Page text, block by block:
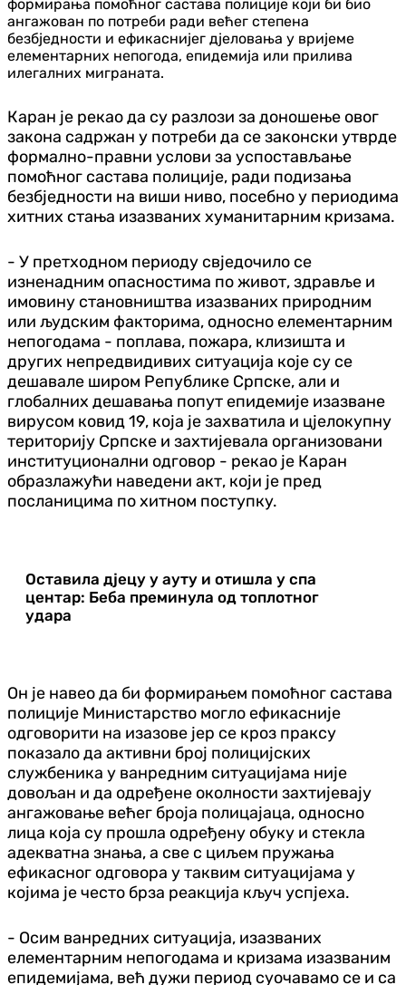
формирања помоћног састава полиције који би био
ангажован по потреби ради већег степена
безбједности и ефикаснијег дјеловања у вријеме
елементарних непогода, епидемија или прилива
илегалних миграната.
Каран је рекао да су разлози за доношење овог
закона садржан у потреби да се законски утврде
формално-правни услови за успостављање
помоћног састава полиције, ради подизања
безбједности на виши ниво, посебно у периодима
хитних стања изазваних хуманитарним кризама.
- У претходном периоду свједочило се
изненадним опасностима по живот, здравље и
имовину становништва изазваних природним
или људским факторима, односно елементарним
непогодама - поплава, пожара, клизишта и
других непредвидивих ситуација које су се
дешавале широм Републике Српске, али и
глобалних дешавања попут епидемије изазване
вирусом ковид 19, која је захватила и цјелокупну
територију Српске и захтијевала организовани
институционални одговор - рекао је Каран
образлажући наведени акт, који је пред
посланицима по хитном поступку.
Оставила дјецу у ауту и отишла у спа
центар: Беба преминула од топлотног
удара
Он је навео да би формирањем помоћног састава
полиције Министарство могло ефикасније
одговорити на изазове јер се кроз праксу
показало да активни број полицијских
службеника у ванредним ситуацијама није
довољан и да одређене околности захтијевају
ангажовање већег броја полицајаца, односно
лица која су прошла одређену обуку и стекла
адекватна знања, а све с циљем пружања
ефикасног одговора у таквим ситуацијама у
којима је често брза реакција кључ успјеха.
- Осим ванредних ситуација, изазваних
елементарним непогодама и кризама изазваним
епидемијама, већ дужи период суочавамо се и са